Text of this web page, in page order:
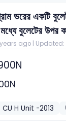
ভরের একটি
বুলেটের উপর
ago | Updated:
CU H Unit -2013